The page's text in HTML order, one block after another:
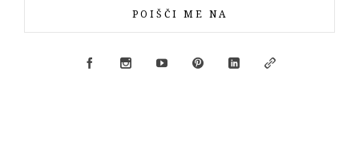
POIŠČI ME NA